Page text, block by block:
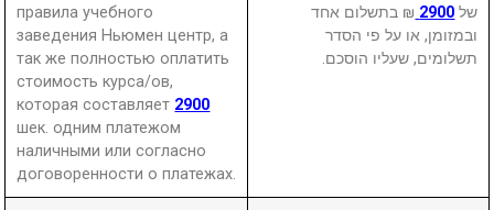
правила учебного
заведения Ньюмен центр, а
так же полностью оплатить
стоимость курса/ов,
которая составляет 2900
шек. одним платежом
наличными или согласно
договоренности о платежах.
של 2900 ₪ בתשלום אחד
ובמזומן, או על פי הסדר
תשלומים, שעליו הוסכם.